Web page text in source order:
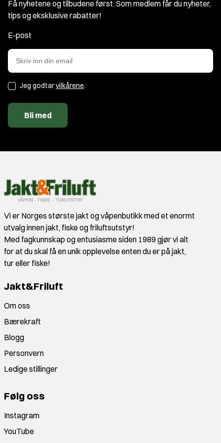
Få nyhetene og tilbudene først. Som medlem får du nyheter,
tips og eksklusive rabatter!
E-post
Jeg godtarvilkårene.
Bli med
Vi er Norges største jakt og våpenbutikk med et enormt
utvalg innen jakt, fiske og friluftsutstyr!
Med fagkunnskap og entusiasme siden 1989 gjør vi alt
for at du skal få en unik opplevelse enten du er på jakt,
tur eller fiske!
Jakt&Friluft
Om oss
Bærekraft
Blogg
Personvern
Ledige stillinger
Følg oss
Instagram
YouTube